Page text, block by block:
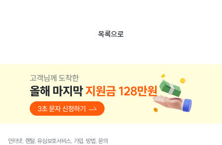
목록으로
인터넷, 렌탈, 유심보호서비스, 가입, 방법, 문의